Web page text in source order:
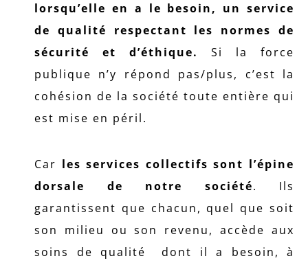
lorsqu’elle en a le besoin, un service
de qualité respectant les normes de
sécurité et d’éthique.
Si la force
publique n’y répond pas/plus, c’est la
cohésion de la société toute entière qui
est mise en péril.
Car les services collectifs sont l’épine
dorsale de notre société. Ils
garantissent que chacun, quel que soit
son milieu ou son revenu, accède aux
soins de qualité dont il a besoin, à